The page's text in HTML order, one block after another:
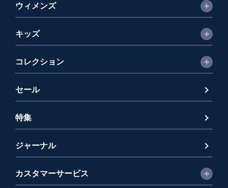
ウィメンズ
キッズ
コレクション
セール
特集
ジャーナル
カスタマーサービス